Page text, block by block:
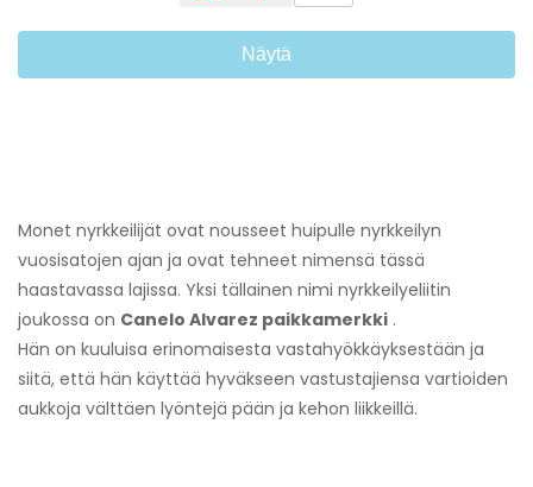
Näytä
Monet nyrkkeilijät ovat nousseet huipulle nyrkkeilyn
vuosisatojen ajan ja ovat tehneet nimensä tässä
haastavassa lajissa. Yksi tällainen nimi nyrkkeilyeliitin
joukossa on Canelo Alvarez paikkamerkki .
Hän on kuuluisa erinomaisesta vastahyökkäyksestään ja
siitä, että hän käyttää hyväkseen vastustajiensa vartioiden
aukkoja välttäen lyöntejä pään ja kehon liikkeillä.